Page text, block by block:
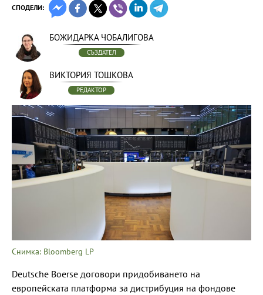
СПОДЕЛИ:
БОЖИДАРКА ЧОБАЛИГОВА
СЪЗДАТЕЛ
ВИКТОРИЯ ТОШКОВА
РЕДАКТОР
Снимка: Bloomberg LP
Deutsche Boerse договори придобиването на
европейската платформа за дистрибуция на фондове